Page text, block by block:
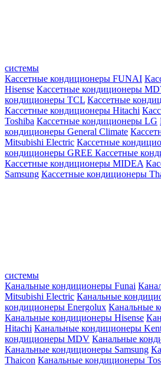
системы
Кассетные кондиционеры FUNAI
Hisense Кассетные кондиционеры
кондиционеры TCL Кассетные
Кассетные кондиционеры Hitachi
Toshiba Кассетные кондиционеры LG
кондиционеры General Climate
Mitsubishi Electric Кассетные
кондиционеры GREE Кассетные
Кассетные кондиционеры MIDEA
Samsung Кассетные кондиционеры
системы
Канальные кондиционеры Funai
Mitsubishi Electric Канальные
кондиционеры Energolux Канальные
Канальные кондиционеры Hisense
Hitachi Канальные кондиционеры
кондиционеры MDV Канальные
Канальные кондиционеры Samsung
Thaicon Канальные кондиционеры